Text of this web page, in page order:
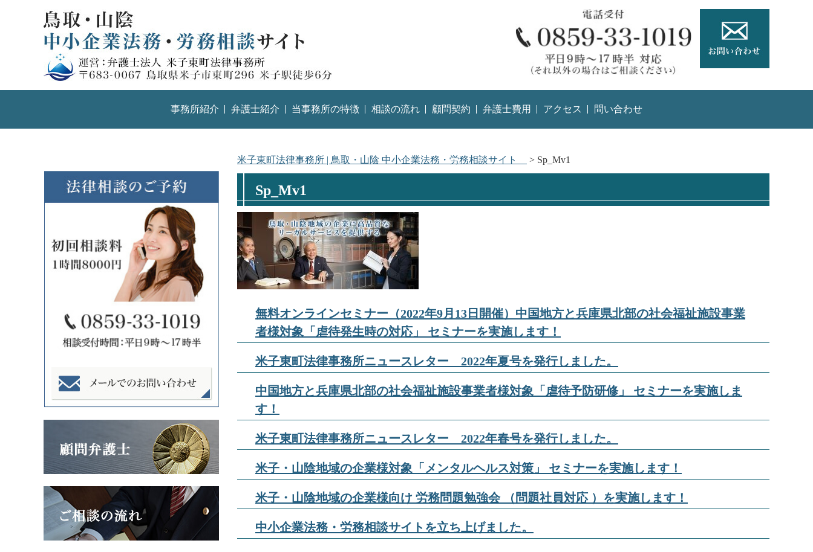
事務所紹介 弁護士紹介 当事務所の特徴 相談の流れ 顧問契約 弁護士費用 アクセス 問い合わせ
米子東町法律事務所 | 鳥取・山陰 中小企業法務・労務相談サイト > Sp_Mv1
Sp_Mv1
無料オンラインセミナー（2022年9月13日開催）中国地方と兵庫県北部の社会福祉施設事業
者様対象「虐待発生時の対応」 セミナーを実施します！
米子東町法律事務所ニュースレター 2022年夏号を発行しました。
中国地方と兵庫県北部の社会福祉施設事業者様対象「虐待予防研修」 セミナーを実施しま
す！
米子東町法律事務所ニュースレター 2022年春号を発行しました。
米子・山陰地域の企業様対象「メンタルヘルス対策」 セミナーを実施します！
米子・山陰地域の企業様向け 労務問題勉強会 （問題社員対応 ）を実施します！
中小企業法務・労務相談サイトを立ち上げました。